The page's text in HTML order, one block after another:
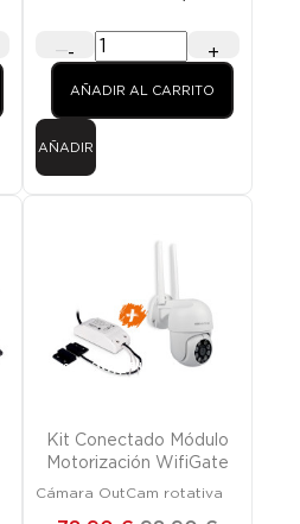
- +
AÑADIR AL CARRITO
AÑADIR
¡SOLO EN LÍNEA!
Promoción
Kit Conectado Módulo
Motorización WifiGate
Cámara OutCam rotativa